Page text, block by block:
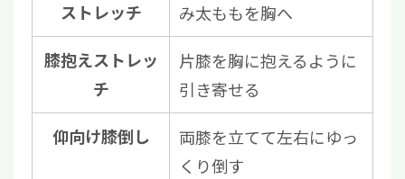
ストレッチ
み太ももを胸へ
膝抱えストレッ
チ
片膝を胸に抱えるように
引き寄せる
仰向け膝倒し
両膝を立てて左右にゆっ
くり倒す